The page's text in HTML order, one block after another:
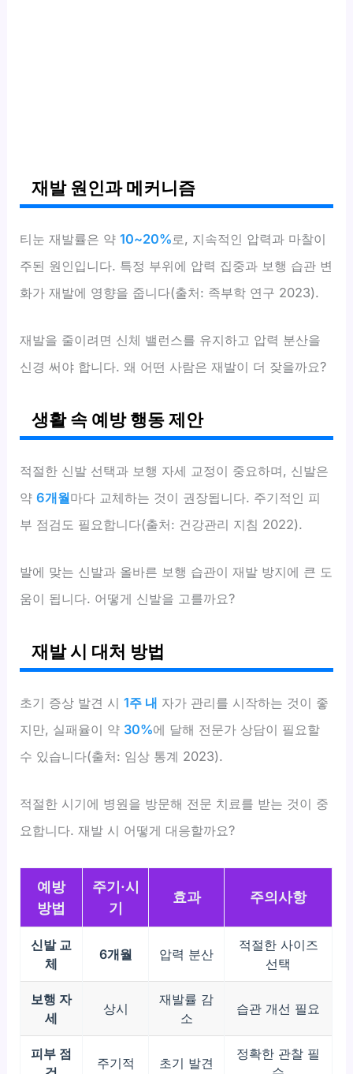
재발 원인과 메커니즘
티눈 재발률은 약10~20% 로, 지속적인 압력과 마찰이
주된 원인입니다. 특정 부위에 압력 집중과 보행 습관 변
화가 재발에 영향을 줍니다(출처: 족부학 연구 2023).
재발을 줄이려면 신체 밸런스를 유지하고 압력 분산을
신경 써야 합니다. 왜 어떤 사람은 재발이 더 잦을까요?
생활 속 예방 행동 제안
적절한 신발 선택과 보행 자세 교정이 중요하며, 신발은
약6개월마다 교체하는 것이 권장됩니다. 주기적인 피
부 점검도 필요합니다(출처: 건강관리 지침 2022).
발에 맞는 신발과 올바른 보행 습관이 재발 방지에 큰 도
움이 됩니다. 어떻게 신발을 고를까요?
재발 시 대처 방법
초기 증상 발견 시1주 내 자가 관리를 시작하는 것이 좋
지만, 실패율이 약 30%에 달해 전문가 상담이 필요할
수 있습니다(출처: 임상 통계 2023).
적절한 시기에 병원을 방문해 전문 치료를 받는 것이 중
요합니다. 재발 시 어떻게 대응할까요?
예방
방법
주기·시
기
효과 주의사항
신발 교
체
6개월 압력 분산
적절한 사이즈
선택
보행 자
세
상시
재발률 감
소
습관 개선 필요
피부 점
주기적 초기 발견
정확한 관찰 필